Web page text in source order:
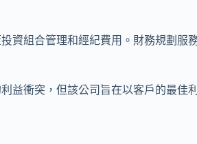
資組合管理和經紀費用。財務規劃服
益衝突，但該公司旨在以客戶的最佳利